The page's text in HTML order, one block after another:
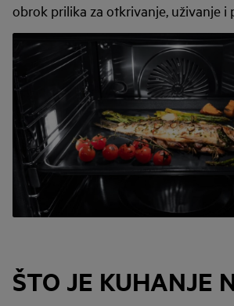
obrok prilika za otkrivanje, uživanje i
ŠTO JE KUHANJE